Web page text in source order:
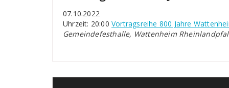
07.10.2022
Uhrzeit: 20:00 Vortragsreihe 800 Jahre
Gemeindefesthalle, Wattenheim